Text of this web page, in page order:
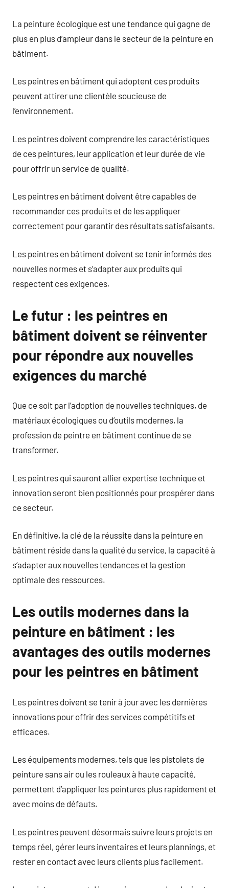
La peinture écologique est une tendance qui gagne de
plus en plus d’ampleur dans le secteur de la peinture en
bâtiment.
Les peintres en bâtiment qui adoptent ces produits
peuvent attirer une clientèle soucieuse de
l’environnement.
Les peintres doivent comprendre les caractéristiques
de ces peintures, leur application et leur durée de vie
pour offrir un service de qualité.
Les peintres en bâtiment doivent être capables de
recommander ces produits et de les appliquer
correctement pour garantir des résultats satisfaisants.
Les peintres en bâtiment doivent se tenir informés des
nouvelles normes et s’adapter aux produits qui
respectent ces exigences.
Le futur : les peintres en
bâtiment doivent se réinventer
pour répondre aux nouvelles
exigences du marché
Que ce soit par l’adoption de nouvelles techniques, de
matériaux écologiques ou d’outils modernes, la
profession de peintre en bâtiment continue de se
transformer.
Les peintres qui sauront allier expertise technique et
innovation seront bien positionnés pour prospérer dans
ce secteur.
En définitive, la clé de la réussite dans la peinture en
bâtiment réside dans la qualité du service, la capacité à
s’adapter aux nouvelles tendances et la gestion
optimale des ressources.
Les outils modernes dans la
peinture en bâtiment : les
avantages des outils modernes
pour les peintres en bâtiment
Les peintres doivent se tenir à jour avec les dernières
innovations pour offrir des services compétitifs et
efficaces.
Les équipements modernes, tels que les pistolets de
peinture sans air ou les rouleaux à haute capacité,
permettent d’appliquer les peintures plus rapidement et
avec moins de défauts.
Les peintres peuvent désormais suivre leurs projets en
temps réel, gérer leurs inventaires et leurs plannings, et
rester en contact avec leurs clients plus facilement.